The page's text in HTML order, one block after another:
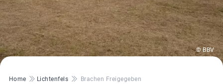
© BBV
Pfadnavigation
Home Lichtenfels Brachen Freigegeben